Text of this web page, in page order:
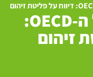
החוק החדש של ה-OECD:
זיהום